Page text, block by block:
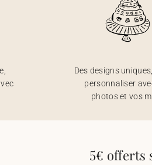
Des designs
personnaliser
photos et vos
5€ offerts